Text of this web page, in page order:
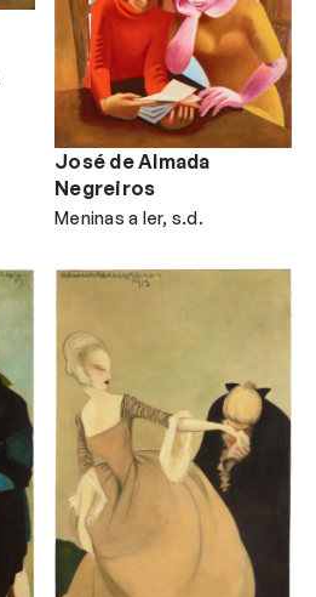
Meninas a ler s.d.
José de Almada
Negreiros